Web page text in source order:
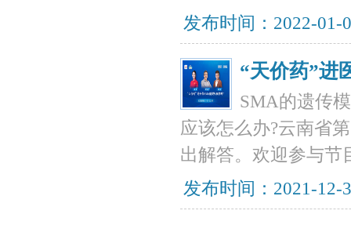
发布时间：2022-
“天价药”进
SMA的遗传
应该怎么办?云南省
出解答。欢迎参与节
发布时间：2021-